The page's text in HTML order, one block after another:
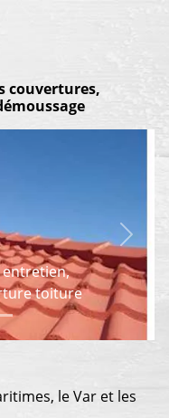
couvertures,
entretien,
toiture
Next
le Var et les